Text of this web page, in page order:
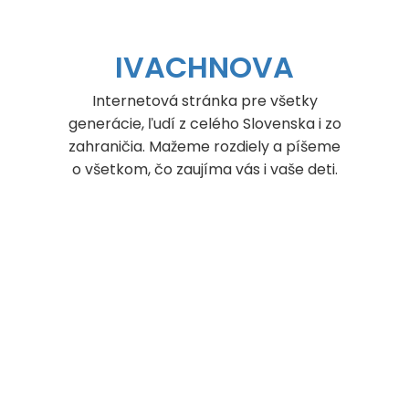
IVACHNOVA
Internetová stránka pre všetky
generácie, ľudí z celého Slovenska i zo
zahraničia. Mažeme rozdiely a píšeme
o všetkom, čo zaujíma vás i vaše deti.